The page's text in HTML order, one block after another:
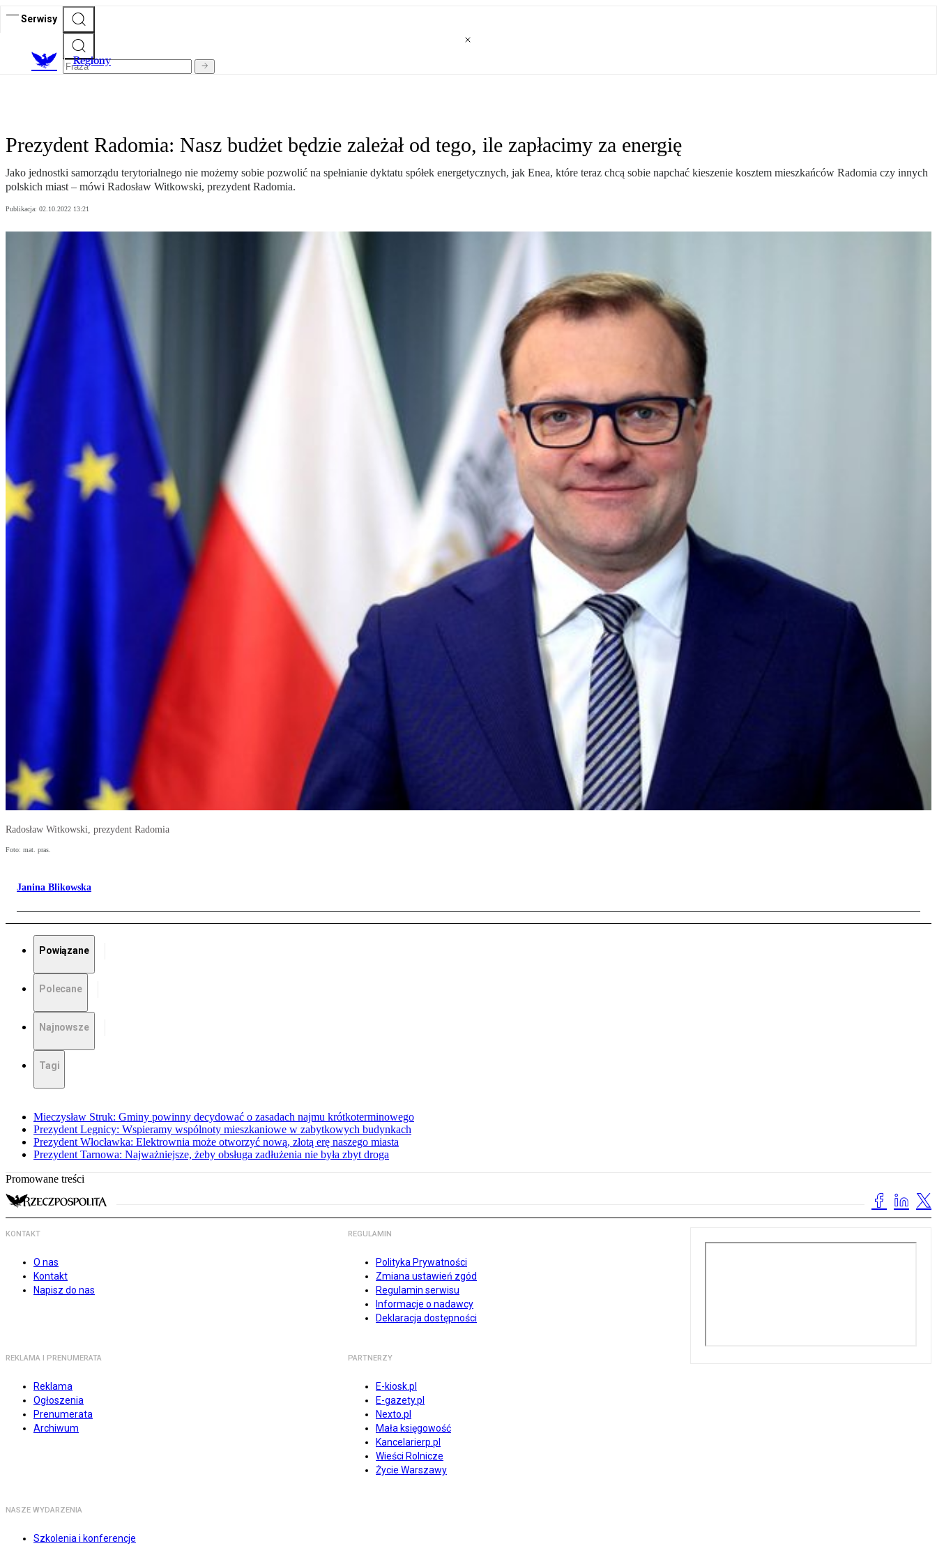
Serwisy
Regiony
Prezydent Radomia: Nasz budżet będzie zależał od tego, ile zapłacimy za energię
Jako jednostki samorządu terytorialnego nie możemy sobie pozwolić na spełnianie dyktatu spółek energetycznych, jak Enea, które teraz chcą sobie napchać kieszenie kosztem mieszkańców Radomia czy innych
polskich miast – mówi Radosław Witkowski, prezydent Radomia.
Publikacja: 02.10.2022 13:21
Radosław Witkowski, prezydent Radomia
Foto: mat. pras.
Janina Blikowska
Powiązane
Polecane
Najnowsze
Tagi
Mieczysław Struk: Gminy powinny decydować o zasadach najmu krótkoterminowego
Prezydent Legnicy: Wspieramy wspólnoty mieszkaniowe w zabytkowych budynkach
Prezydent Włocławka: Elektrownia może otworzyć nową, złotą erę naszego miasta
Prezydent Tarnowa: Najważniejsze, żeby obsługa zadłużenia nie była zbyt droga
Promowane treści
KONTAKT
O nas
Kontakt
Napisz do nas
REGULAMIN
Polityka Prywatności
Zmiana ustawień zgód
Regulamin serwisu
Informacje o nadawcy
Deklaracja dostępności
REKLAMA I PRENUMERATA
Reklama
Ogłoszenia
Prenumerata
Archiwum
PARTNERZY
E-kiosk.pl
E-gazety.pl
Nexto.pl
Mała księgowość
Kancelarierp.pl
Wieści Rolnicze
Życie Warszawy
NASZE WYDARZENIA
Szkolenia i konferencje